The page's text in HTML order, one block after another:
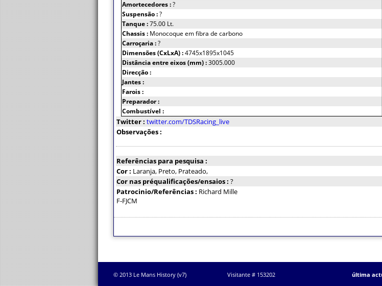
Amortecedores :?
Suspensão :?
Tanque :75.00 Lt.
Chassis : Monocoque em fibra de carbono
Carroçaria :?
Dimensões (CxLxA) :4745x1895x1045
Distância entre eixos (mm) :3005.000
Direcção :
Jantes :
Farois :
Preparador :
Combustível :
Twitter : twitter.com/TDSRacing_live
Observações :
Referências para pesquisa :
Cor : Laranja, Preto, Prateado,
Cor nas préqualificações/ensaios : ?
Patrocinio/Referências : Richard Mille
F-FJCM
© 2013 Le Mans History (v7) Visitante # 153202 última